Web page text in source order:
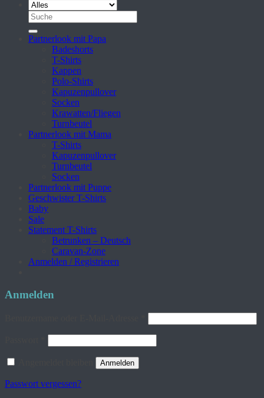
Suche
nach:
Partnerlook mit Papa
Badeshorts
T-Shirts
Kappen
Polo-Shirts
Kapuzenpullover
Socken
Krawatten/Fliegen
Turnbeutel
Partnerlook mit Mama
T-Shirts
Kapuzenpullover
Turnbeutel
Socken
Partnerlook mit Puppe
Geschwister T-Shirts
Baby
Sale
Statement T-Shirts
Betrunken – Deutsch
Caravan-Zone
Anmelden / Registrieren
Anmelden
Anmelden
Passwort vergessen?